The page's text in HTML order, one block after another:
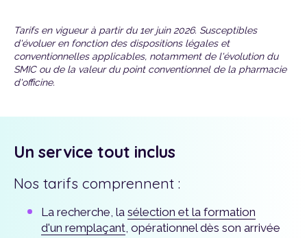
Tarifs en vigueur à partir du 1er juin 2026. Susceptibles
d'évoluer en fonction des dispositions légales et
conventionnelles applicables, notamment de l'évolution du
SMIC ou de la valeur du point conventionnel de la pharmacie
d'officine.
Un service tout inclus
Nos tarifs comprennent :
La recherche, la sélection et la formation
d'un remplaçant, opérationnel dès son arrivée